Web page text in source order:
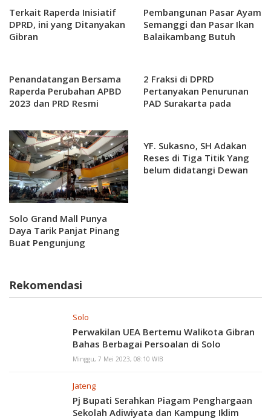
Terkait Raperda Inisiatif
DPRD, ini yang Ditanyakan
Gibran
Pembangunan Pasar Ayam
Semanggi dan Pasar Ikan
Balaikambang Butuh
Penandatangan Bersama
Raperda Perubahan APBD
2023 dan PRD Resmi
2 Fraksi di DPRD
Pertanyakan Penurunan
PAD Surakarta pada
Solo Grand Mall Punya
Daya Tarik Panjat Pinang
Buat Pengunjung
YF. Sukasno, SH Adakan
Reses di Tiga Titik Yang
belum didatangi Dewan
Rekomendasi
Solo
Perwakilan UEA Bertemu Walikota Gibran
Bahas Berbagai Persoalan di Solo
Minggu, 7 Mei 2023, 08:10 WIB
Jateng
Pj Bupati Serahkan Piagam Penghargaan
Sekolah Adiwiyata dan Kampung Iklim